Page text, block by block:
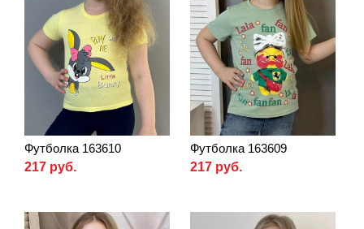
Футболка 163610
217 руб.
Футболка 163609
217 руб.